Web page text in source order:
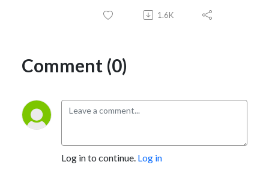
1.6K
Comment (0)
Log in to continue. Log in